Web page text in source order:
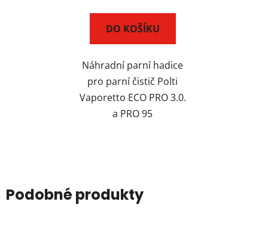
DO KOŠÍKU
Náhradní parní hadice
pro parní čistič Polti
Vaporetto ECO PRO 3.0.
a PRO 95
Podobné produkty